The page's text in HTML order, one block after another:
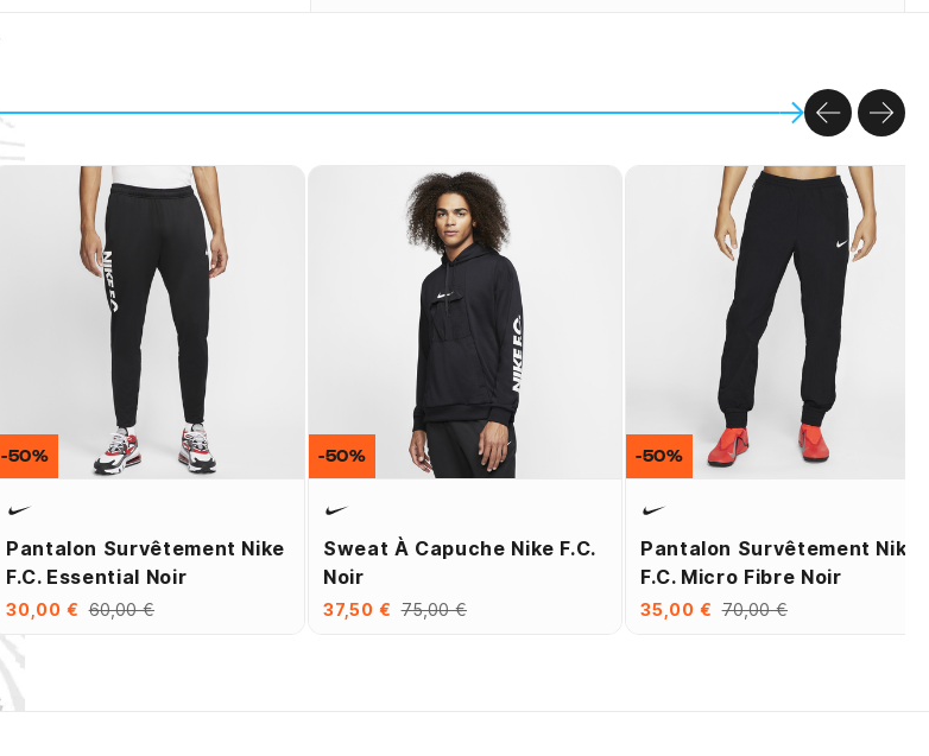
Pantalon Survêtement Nike
F.C. Essential Noir
30,00 € 60,00 €
-50%
Sweat À Capuche Nike F.C.
Noir
37,50 € 75,00 €
-50%
Pantalon Survêtement Nike
F.C. Micro Fibre Noir
35,00 € 70,00 €
-50%